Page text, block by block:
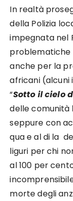
In realtà
della Polizia
impegnata nel
problematiche
anche per la
africani
“Sotto il cielo
delle comunità
seppure con
qua e al di la
liguri per chi
al 100 per
morte degli